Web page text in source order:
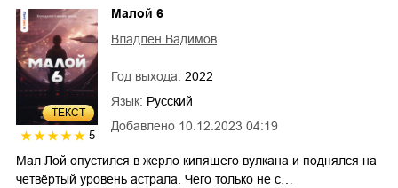
ТЕКСТ
5
Добавлено 10.12.2023 04:19
Малой 6
Владлен Вадимов
Год выхода: 2022
Язык: Русский
Мал Лой опустился в жерло кипящего вулкана и поднялся на
четвёртый уровень астрала. Чего только не с…